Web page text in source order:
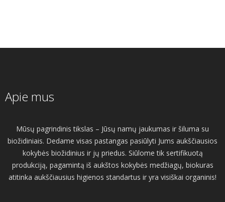
Apie mus
Mūsų pagrindinis tikslas – Jūsų namų jaukumas ir šiluma su
biožidiniais. Dedame visas pastangas pasiūlyti Jums aukščiausios
kokybės biožidinius ir jų priedus. Siūlome tik sertifikuotą
produkciją, pagamintą iš aukštos kokybės medžiagų, biokuras
atitinka aukščiausius higienos standartus ir yra visiškai organinis!